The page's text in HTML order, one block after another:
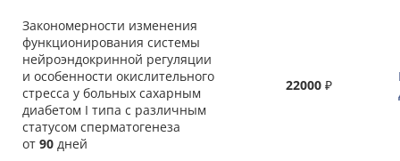
Закономерности изменения
функционирования системы
нейроэндокринной регуляции
и особенности окислительного
стресса у больных сахарным
диабетом I типа с различным
статусом сперматогенеза
от 90 дней
22000 ₽